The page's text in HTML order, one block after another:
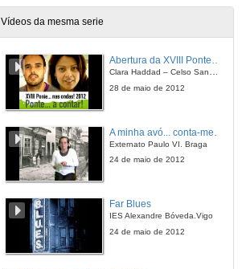
Vídeos da mesma serie
Abertura da XVIII Ponte…nas ondas!
Clara Haddad – Celso Sanmartín
28 de maio de 2012
Externato Paulo VI. Braga
24 de maio de 2012
Far Blues
IES Alexandre Bóveda.Vigo
24 de maio de 2012